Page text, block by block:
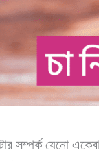
সম্পর্ক যেনো